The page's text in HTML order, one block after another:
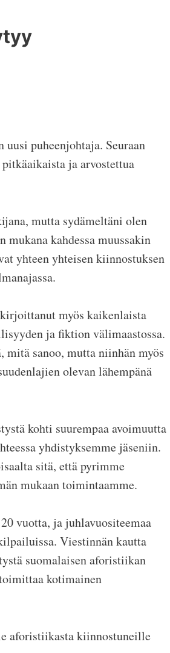
puheenjohtaja. Seuraan
ja arvostettua
mutta sydämeltäni olen
kahdessa muussakin
yhteen yhteisen kiinnostuksen
myös kaikenlaista
ja fiktion välimaastossa.
sanoo, mutta niinhän myös
olevan lähempänä
kohti suurempaa avoimuutta
yhdistyksemme jäseniin.
sitä, että pyrimme
mukaan toimintaamme.
vuotta, ja juhlavuositeemaa
Viestinnän kautta
suomalaisen aforistiikan
kotimainen
aforistiikasta kiinnostuneille